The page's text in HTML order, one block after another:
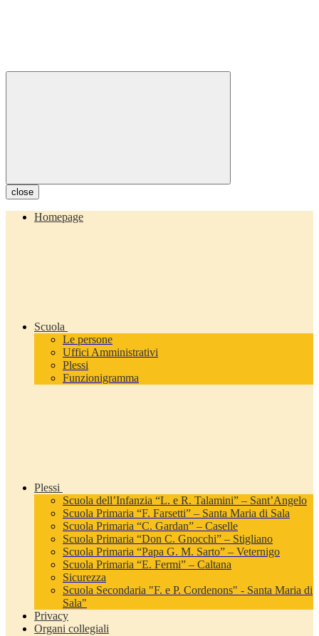
close
Homepage
Scuola
Le persone
Uffici Amministrativi
Plessi
Funzionigramma
Plessi
Scuola dell’Infanzia “L. e R. Talamini” – Sant’Angelo
Scuola Primaria “F. Farsetti” – Santa Maria di Sala
Scuola Primaria “C. Gardan” – Caselle
Scuola Primaria “Don C. Gnocchi” – Stigliano
Scuola Primaria “Papa G. M. Sarto” – Veternigo
Scuola Primaria “E. Fermi” – Caltana
Sicurezza
Scuola Secondaria "F. e P. Cordenons" - Santa Maria di
Sala"
Privacy
Organi collegiali